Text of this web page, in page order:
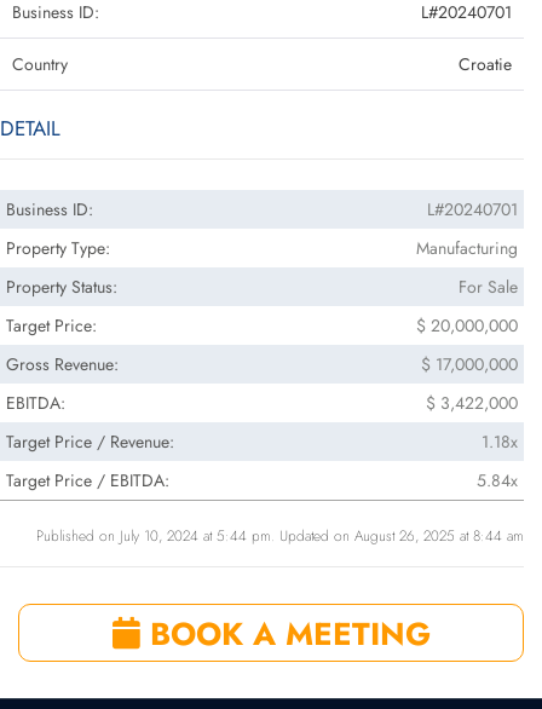
Business ID: L#20240701
Country Croatie
DETAIL
Business ID:
L#20240701
Property Type:
Manufacturing
Property Status:
For Sale
Target Price:
$ 20,000,000
Gross Revenue:
$ 17,000,000
EBITDA:
$ 3,422,000
Target Price / Revenue:
1.18x
Target Price / EBITDA:
5.84x
Published on July 10, 2024 at 5:44 pm. Updated on August 26, 2025 at 8:44 am
BOOK A MEETING